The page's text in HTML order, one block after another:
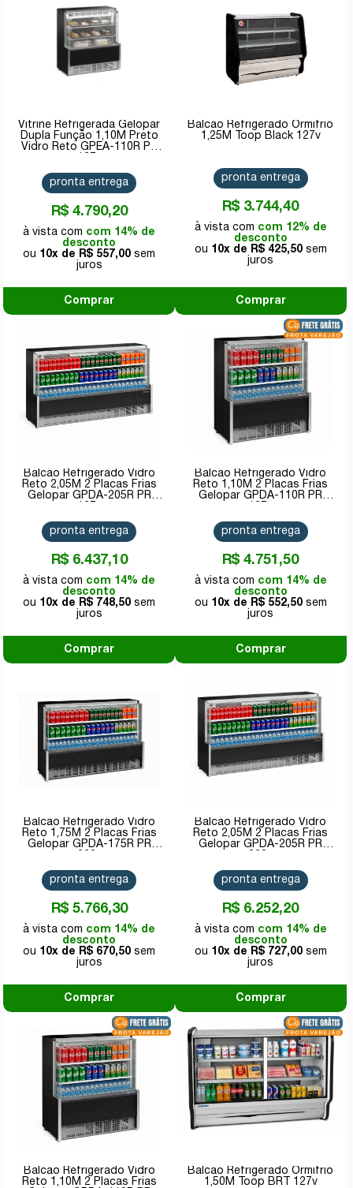
Vitrine Refrigerada Gelopar
Dupla Função 1,10M Preto
Vidro Reto GPEA-110R PR
R$ 4.790,20
com 14% de
desconto
10x de
R$ 557,00
pronta entrega
Comprar
Balcão Refrigerado Ormifrio
1,25M Toop Black 127v
R$ 3.744,40
com 12% de
desconto
10x de
R$ 425,50
pronta entrega
Comprar
Balcão Refrigerado Vidro
Reto 2,05M 2 Placas Frias
Gelopar GPDA-205R PR
R$ 6.437,10
com 14% de
desconto
10x de
R$ 748,50
pronta entrega
Comprar
Balcão Refrigerado Vidro
Reto 1,10M 2 Placas Frias
Gelopar GPDA-110R PR
R$ 4.751,50
com 14% de
desconto
10x de
R$ 552,50
pronta entrega
Comprar
Balcão Refrigerado Vidro
Reto 1,75M 2 Placas Frias
Gelopar GPDA-175R PR
R$ 5.766,30
com 14% de
desconto
10x de
R$ 670,50
pronta entrega
Comprar
Balcão Refrigerado Vidro
Reto 2,05M 2 Placas Frias
Gelopar GPDA-205R PR
R$ 6.252,20
com 14% de
desconto
10x de
R$ 727,00
pronta entrega
Comprar
Balcão Refrigerado Vidro
Reto 1,10M 2 Placas Frias
Balcão Refrigerado Ormifrio
1,50M Toop BRT 127v